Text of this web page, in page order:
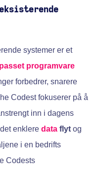
systemer er et
programvare
forbedrer, snarere
Codest fokuserer på å
inn i dagens
enklere data flyt og
i en bedrifts
Codests